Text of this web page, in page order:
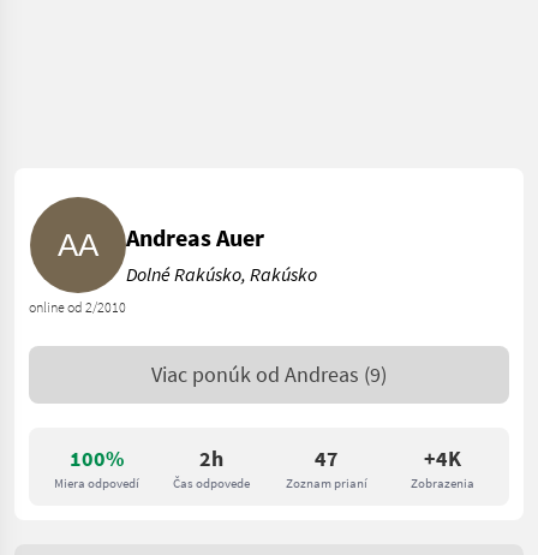
100%
Miera odpovedí
2h
Čas odpovede
47
Zoznam prianí
+4K
Zobrazenia
online od 2/2010
Andreas Auer
Dolné Rakúsko, Rakúsko
Viac ponúk od Andreas (9)